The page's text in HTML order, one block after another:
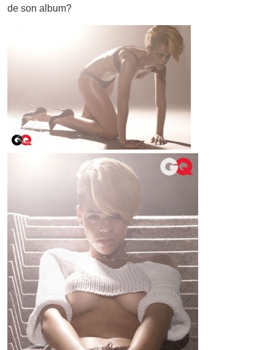
de son album?